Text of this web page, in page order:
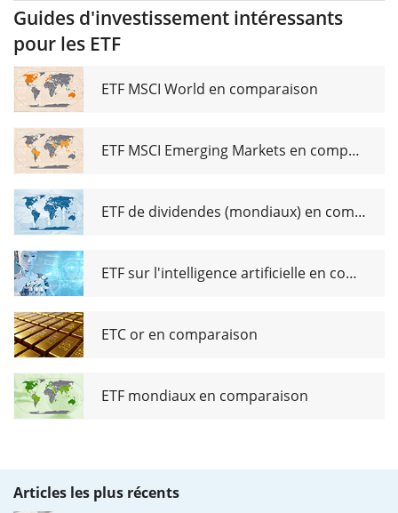
UCITS ETF
EUR
(DE)
ESG
Broad
UCITS ETF
Dist
Guides d'investissement intéressants
pour les ETF
ETF MSCI World en comparaison
ETF MSCI Emerging Markets en comparaison
ETF de dividendes (mondiaux) en comparaison
ETF sur l'intelligence artificielle en comparaison
ETC or en comparaison
ETF mondiaux en comparaison
Articles les plus récents